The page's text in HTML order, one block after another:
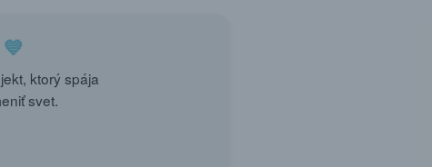
💙
ktorý spája
svet.